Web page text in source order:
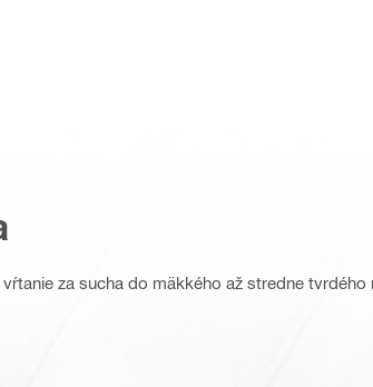
za sucha do mäkkého až stredne tvrdého